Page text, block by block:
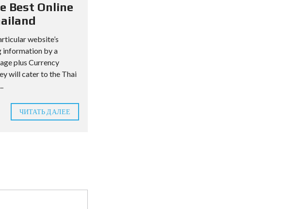
Best Online
website’s
information by a
plus Currency
will cater to the Thai
ЧИТАТЬ ДАЛЕЕ